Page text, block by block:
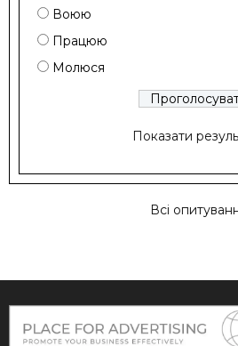
Воюю
Працюю
Молюся
Показати
Всі